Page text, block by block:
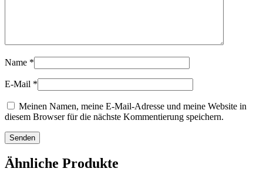
Name *
E-Mail *
Meinen Namen, meine E-Mail-Adresse und meine Website in
diesem Browser für die nächste Kommentierung speichern.
Ähnliche Produkte